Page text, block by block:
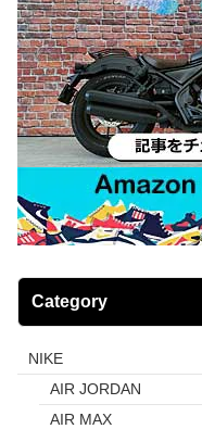
Category
NIKE
AIR JORDAN
AIR MAX